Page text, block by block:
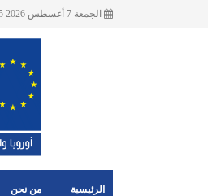
الجمعة 7 أغسطس 2026 14:05
الرئيسية من نحن